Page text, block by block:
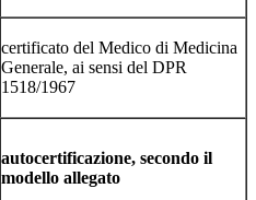
certificato del Medico di Medicina
Generale, ai sensi del DPR
1518/1967
autocertificazione, secondo il
modello allegato